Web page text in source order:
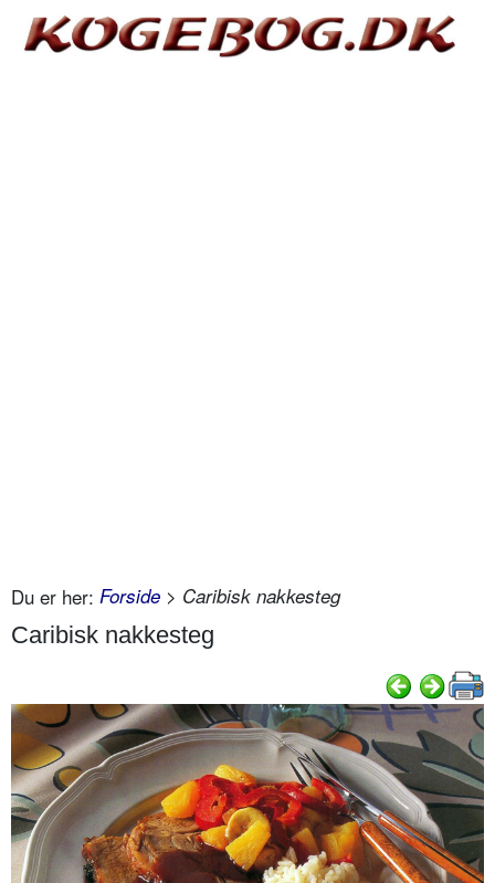
Du er her: Forside > Caribisk nakkesteg
Caribisk nakkesteg